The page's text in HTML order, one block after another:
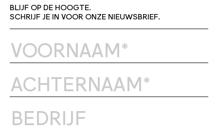
BLIJF OP DE HOOGTE.
SCHRIJF JE IN VOOR ONZE NIEUWSBRIEF.